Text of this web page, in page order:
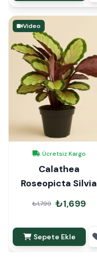
Video
Ücretsiz Kargo
Calathea
Roseopicta Silvia
Dua Çiçeği
₺1,799 ₺1,699
Sepete Ekle